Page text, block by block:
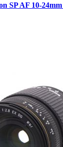
SP AF 10-